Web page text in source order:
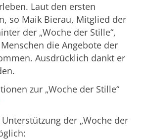
Laut den ersten
so Maik Bierau, Mitglied der
der „Woche der Stille“,
die Angebote der
Ausdrücklich dankt er
zur „Woche der Stille“
der „Woche der